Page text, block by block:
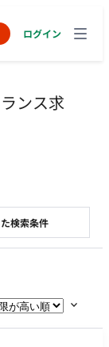
ログイン
ンス求
検索条件